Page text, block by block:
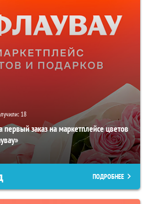
18
заказ на маркетплейсе цветов
ПОДРОБНЕЕ